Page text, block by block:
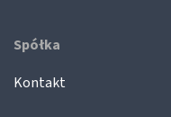
Spółka
Kontakt